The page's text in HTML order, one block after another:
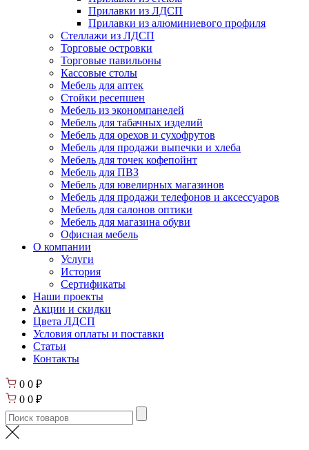
Прилавки из ЛДСП
Прилавки из алюминиевого профиля
Стеллажи из ЛДСП
Торговые островки
Торговые павильоны
Кассовые столы
Мебель для аптек
Стойки ресепшен
Мебель из экономпанелей
Мебель для табачных изделий
Мебель для орехов и сухофрутов
Мебель для продажи выпечки и хлеба
Мебель для точек кофепойнт
Мебель для ПВЗ
Мебель для ювелирных магазинов
Мебель для продажи телефонов и аксессуаров
Мебель для салонов оптики
Мебель для магазина обуви
Офисная мебель
О компании
Услуги
История
Сертификаты
Наши проекты
Акции и скидки
Цвета ЛДСП
Условия оплаты и поставки
Статьи
Контакты
0 0 ₽
0 0 ₽